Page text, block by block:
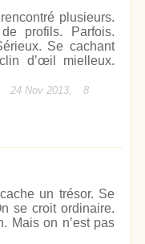
plusieurs.
profils. Parfois.
Se cachant
d’œil mielleux.
24 Nov 2013, 8
un trésor. Se
se croit ordinaire.
Mais on n’est pas
Lire l'article